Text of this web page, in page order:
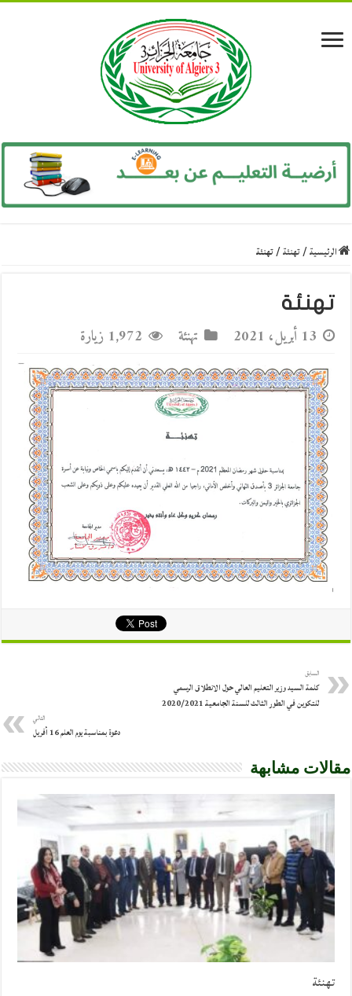
الرئيسية/تهنئة/تهنئة
تهنئة
13 أبريل، 2021 تهنئة 1,972 زيارة
السابق
كلمة السيد وزير التعليم العالي حول الانطلاق الرسمي
للتكوين في الطور الثالث للسنة الجامعية 2020/2021
التالي
دعوة بمناسبة يوم العلم 16 أفريل
مقالات مشابهة
تهنئة